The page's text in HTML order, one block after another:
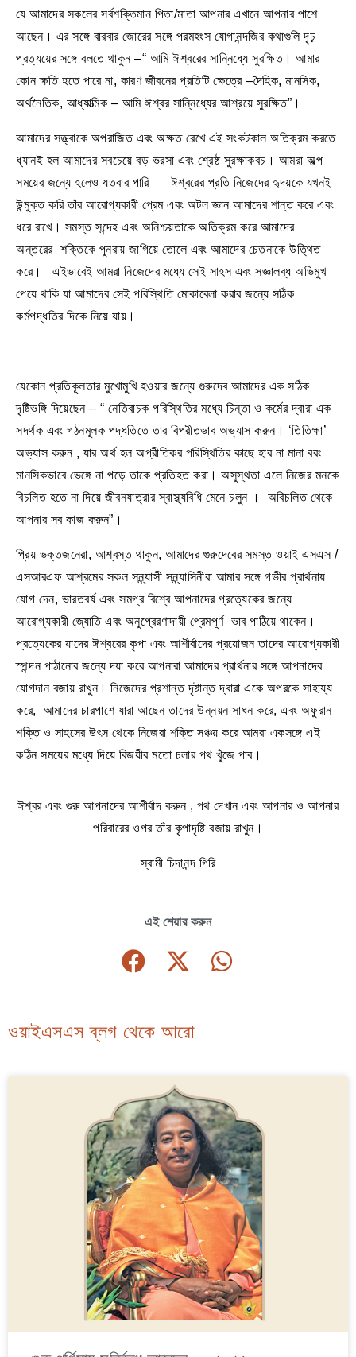
যে আমাদের সকলের সর্বশক্তিমান পিতা/মাতা আপনার এখানে আপনার পাশে
আছেন। এর সঙ্গে বারবার জোরের সঙ্গে পরমহংস যোগানন্দজির কথাগুলি দৃঢ়
প্রত্যয়ের সঙ্গে বলতে থাকুন –“ আমি ঈশ্বরের সান্নিধ্যে সুরক্ষিত। আমার
কোন ক্ষতি হতে পারে না, কারণ জীবনের প্রতিটি ক্ষেত্রে –দৈহিক, মানসিক,
অর্থনৈতিক, আধ্যাত্মিক – আমি ঈশ্বর সান্নিধ্যের আশ্রয়ে সুরক্ষিত”।
আমাদের সত্ত্বাকে অপরাজিত এবং অক্ষত রেখে এই সংকটকাল অতিক্রম করতে
ধ্যানই হল আমাদের সবচেয়ে বড় ভরসা এবং শ্রেষ্ঠ সুরক্ষাকবচ। আমরা অল্প
সময়ের জন্যে হলেও যতবার পারি ঈশ্বরের প্রতি নিজেদের হৃদয়কে যখনই
উন্মুক্ত করি তাঁর আরোগ্যকারী প্রেম এবং অটল জ্ঞান আমাদের শান্ত করে এবং
ধরে রাখে। সমস্ত সন্দেহ এবং অনিশ্চয়তাকে অতিক্রম করে আমাদের
অন্তরের শক্তিকে পুনরায় জাগিয়ে তোলে এবং আমাদের চেতনাকে উত্থিত
করে। এইভাবেই আমরা নিজেদের মধ্যে সেই সাহস এবং সজ্ঞালব্ধ অভিমুখ
পেয়ে থাকি যা আমাদের সেই পরিস্থিতি মোকাবেলা করার জন্যে সঠিক
কর্মপদ্ধতির দিকে নিয়ে যায়।
যেকোন প্রতিকূলতার মুখোমুখি হওয়ার জন্যে গুরুদেব আমাদের এক সঠিক
দৃষ্টিভঙ্গি দিয়েছেন – “ নেতিবাচক পরিস্থিতির মধ্যে চিন্তা ও কর্মের দ্বারা এক
সদর্থক এবং গঠনমূলক পদ্ধতিতে তার বিপরীতভাব অভ্যাস করুন। ‘তিতিক্ষা’
অভ্যাস করুন , যার অর্থ হল অপ্রীতিকর পরিস্থিতির কাছে হার না মানা বরং
মানসিকভাবে ভেঙ্গে না পড়ে তাকে প্রতিহত করা। অসুস্থতা এলে নিজের মনকে
বিচলিত হতে না দিয়ে জীবনযাত্রার স্বাস্থ্যবিধি মেনে চলুন । অবিচলিত থেকে
আপনার সব কাজ করুন”।
প্রিয় ভক্তজনেরা, আশ্বস্ত থাকুন, আমাদের গুরুদেবের সমস্ত ওয়াই এসএস /
এসআরএফ আশ্রমের সকল সন্ন্যাসী সন্ন্যাসিনীরা আমার সঙ্গে গভীর প্রার্থনায়
যোগ দেন, ভারতবর্ষ এবং সমগ্র বিশ্বে আপনাদের প্রত্যেকের জন্যে
আরোগ্যকারী জ্যোতি এবং অনুপ্রেরণাদায়ী প্রেমপূর্ণ ভাব পাঠিয়ে থাকেন।
প্রত্যেকের যাদের ঈশ্বরের কৃপা এবং আশীর্বাদের প্রয়োজন তাদের আরোগ্যকারী
স্পন্দন পাঠানোর জন্যে দয়া করে আপনারা আমাদের প্রার্থনার সঙ্গে আপনাদের
যোগদান বজায় রাখুন। নিজেদের প্রশান্ত দৃষ্টান্ত দ্বারা একে অপরকে সাহায্য
করে, আমাদের চারপাশে যারা আছেন তাদের উন্নয়ন সাধন করে, এবং অফুরান
শক্তি ও সাহসের উৎস থেকে নিজেরা শক্তি সঞ্চয় করে আমরা একসঙ্গে এই
কঠিন সময়ের মধ্যে দিয়ে বিজয়ীর মতো চলার পথ খুঁজে পাব।
ঈশ্বর এবং গুরু আপনাদের আশীর্বাদ করুন , পথ দেখান এবং আপনার ও আপনার
পরিবারের ওপর তাঁর কৃপাদৃষ্টি বজায় রাখুন।
স্বামী চিদানন্দ গিরি
এই শেয়ার করুন
ওয়াইএসএস ব্লগ থেকে আরো